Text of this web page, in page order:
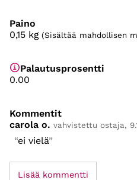
Paino
0,15 kg (Sisältää mahdollisen
Palautusprosentti
0.00
Kommentit
carola o. vahvistettu ostaja,
ei vielä
Lisää kommentti